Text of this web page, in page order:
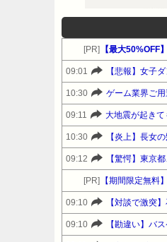
[PR] 【最大
09:01 【悲報】女子
10:30 ゲーム業界ご用
09:11 大地震が起き
10:30 【炎上】長女
09:12 【驚愕】東京
[PR] 【期間限定無料
09:10
09:10